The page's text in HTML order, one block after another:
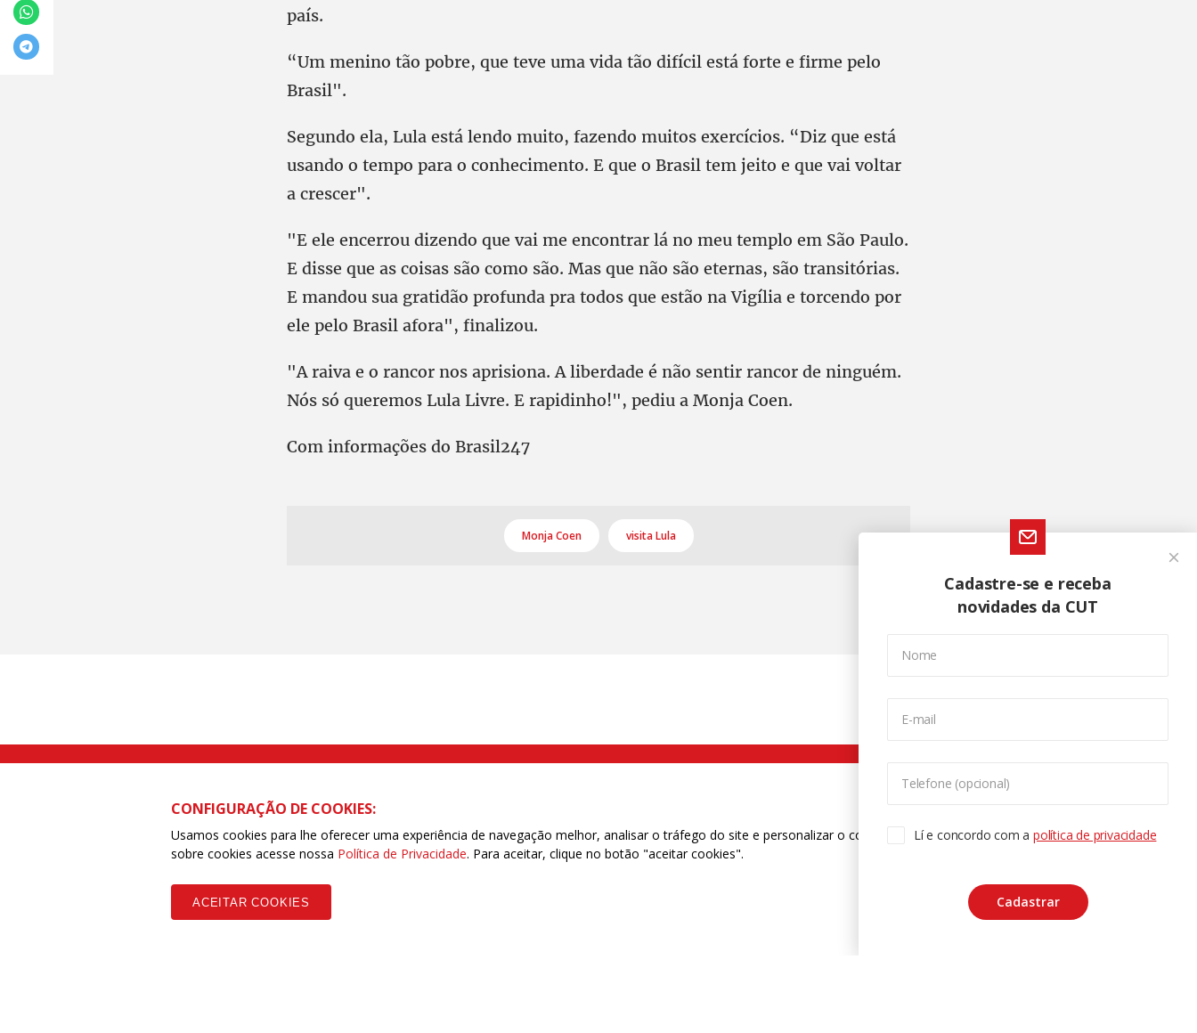
país.
“Um menino tão pobre, que teve uma vida tão difícil está forte e firme pelo
Brasil".
Segundo ela, Lula está lendo muito, fazendo muitos exercícios. “Diz que está
usando o tempo para o conhecimento. E que o Brasil tem jeito e que vai voltar
a crescer".
"E ele encerrou dizendo que vai me encontrar lá no meu templo em São Paulo.
E disse que as coisas são como são. Mas que não são eternas, são transitórias.
E mandou sua gratidão profunda pra todos que estão na Vigília e torcendo por
ele pelo Brasil afora", finalizou.
"A raiva e o rancor nos aprisiona. A liberdade é não sentir rancor de ninguém.
Nós só queremos Lula Livre. E rapidinho!", pediu a Monja Coen.
Com informações do Brasil247
Monja Coen visita Lula
Cadastre-se e receba
novidades da CUT
Nome
E-mail
Telefone (opcional)
Lí e concordo com apolítica de privacidade
Cadastrar
Rua Caetano Pinto nº 575 CEP 03041-000 Brás, São Paulo/SP | Telefone (11) 2108 9200 - Fax (11) 2108 9310
Copyleft CUT Central Única dos Trabalhadores 3.960 - Entidades Filiadas | 7.933.029 - Trabalhadores(as) Associados | 25.831.443 - Trabalhadores(as) na Base
CONFIGURAÇÃO DE COOKIES:
Usamos cookies para lhe oferecer uma experiência de navegação melhor, analisar o tráfego do site e personalizar o conteúdo. Para saber mais
sobre cookies acesse nossa Política de Privacidade. Para aceitar, clique no botão "aceitar cookies".
ACEITAR COOKIES